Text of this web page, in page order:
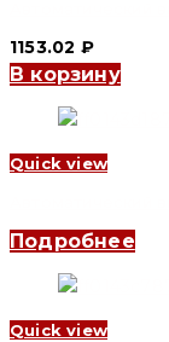
1153.02 ₽
В корзину
Quick view
Подробнее
Quick view